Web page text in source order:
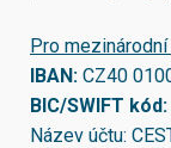
Pro
IBAN: CZ40
BIC/SWIFT kód:
Název účtu: